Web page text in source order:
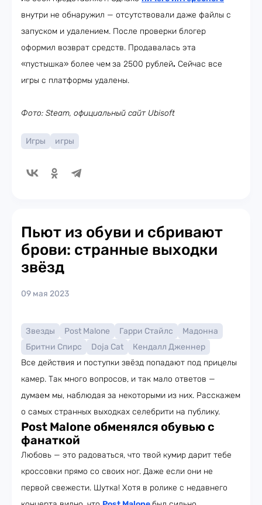
внутри не обнаружил — отсутствовали даже файлы с
запуском и удалением. После проверки блогер
оформил возврат средств. Продавалась эта
«пустышка» более чемза 2500 рублей. Сейчас все
игры с платформы удалены.
Фото: Steam, официальный сайт Ubisoft
Игры игры
Пьют из обуви и сбривают
брови: странные выходки
звёзд
09 мая 2023
Звезды Post Malone Гарри Стайлс
Мадонна
Бритни Спирс
Doja Cat
Кендалл Дженнер
Все действия и поступки звёзд попадают под прицелы
камер. Так много вопросов, и так мало ответов —
думаем мы, наблюдая за некоторыми из них. Расскажем
о самых странных выходках селебрити на публику.
Post Malone обменялся обувью с
фанаткой
Любовь — это радоваться, что твой кумир дарит тебе
кроссовки прямо со своих ног. Даже если они не
первой свежести. Шутка! Хотя в ролике с недавнего